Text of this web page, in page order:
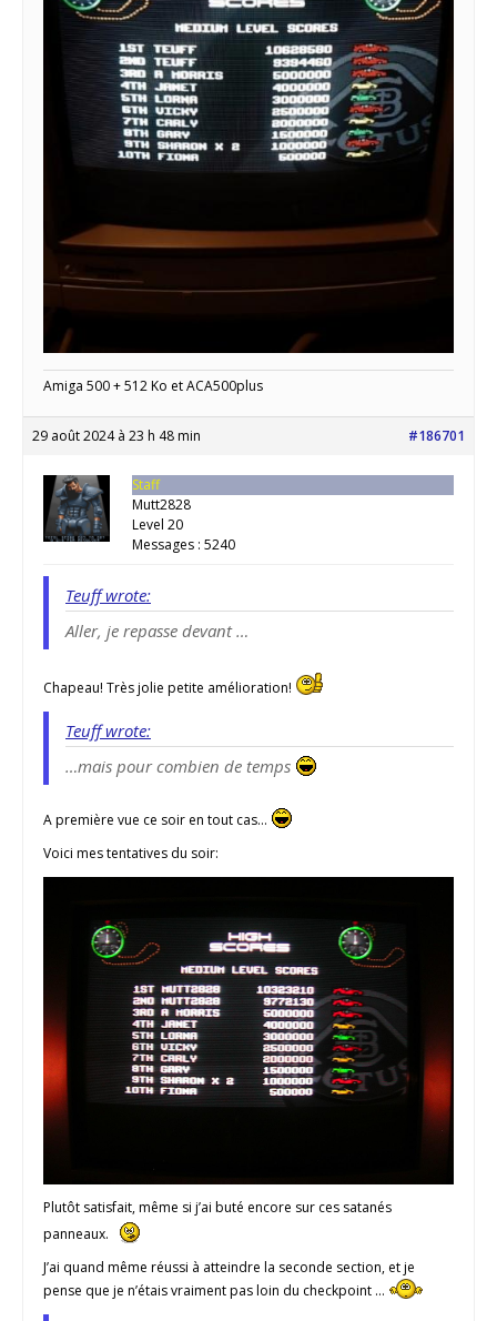
Amiga 500 + 512 Ko et ACA500plus
29 août 2024 à 23 h 48 min #186701
Staff
Mutt2828
Level 20
Messages : 5240
Teuff wrote:
Aller, je repasse devant …
Chapeau! Très jolie petite amélioration!
Teuff wrote:
…mais pour combien de temps
A première vue ce soir en tout cas…
Voici mes tentatives du soir:
Plutôt satisfait, même si j’ai buté encore sur ces satanés
panneaux.
J’ai quand même réussi à atteindre la seconde section, et je
pense que je n’étais vraiment pas loin du checkpoint …